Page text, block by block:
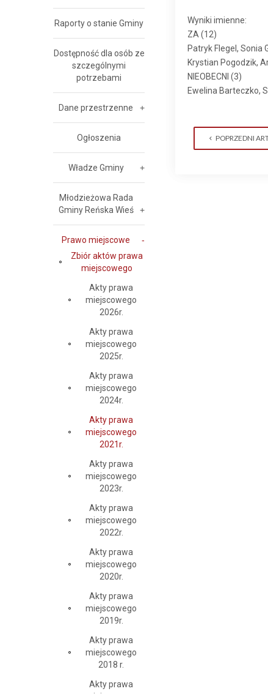
Wyniki imienne:
ZA (12)
Patryk Flegel, Sonia
Krystian Pogodzik,
NIEOBECNI (3)
Ewelina Barteczko,
POPRZEDNI
Raporty o stanie Gminy
Dostępność dla osób ze
szczególnymi
potrzebami
Dane przestrzenne
Ogłoszenia
Władze Gminy
Młodzieżowa Rada
Gminy Reńska Wieś
Prawo miejscowe
Zbiór aktów prawa
miejscowego
Akty prawa
miejscowego
2026r.
Akty prawa
miejscowego
2025r.
Akty prawa
miejscowego
2024r.
Akty prawa
miejscowego
2021r.
Akty prawa
miejscowego
2023r.
Akty prawa
miejscowego
2022r.
Akty prawa
miejscowego
2020r.
Akty prawa
miejscowego
2019r.
Akty prawa
miejscowego
2018 r.
Akty prawa